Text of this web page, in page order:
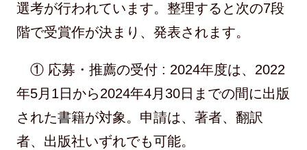
選考が行われています。整理すると次の7段
階で受賞作が決まり、発表されます。
① 応募・推薦の受付 : 2024年度は、2022
年5月1日から2024年4月30日までの間に出版
された書籍が対象。申請は、著者、翻訳
者、出版社いずれでも可能。